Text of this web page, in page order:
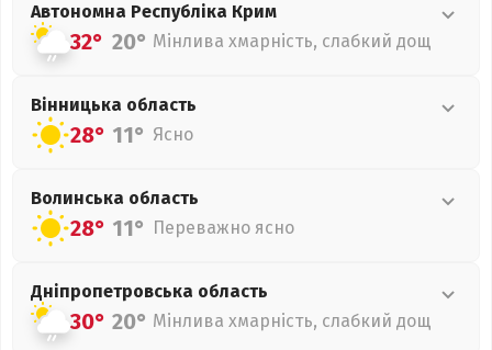
Автономна Республіка Крим
32° 20° Мінлива хмарність, слабкий дощ
Вінницька область
28° 11° Ясно
Волинська область
28° 11° Переважно ясно
Дніпропетровська область
30° 20° Мінлива хмарність, слабкий дощ